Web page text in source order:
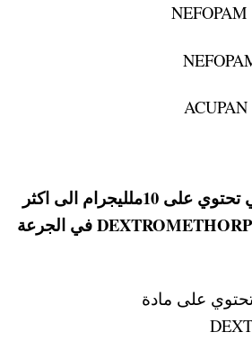
6-المستحضرات التي تحتوي على 10ملليجرام الى اكثر
من 5ملليجرام DEXTROMETHORPHAN في الجرعة
على مادة